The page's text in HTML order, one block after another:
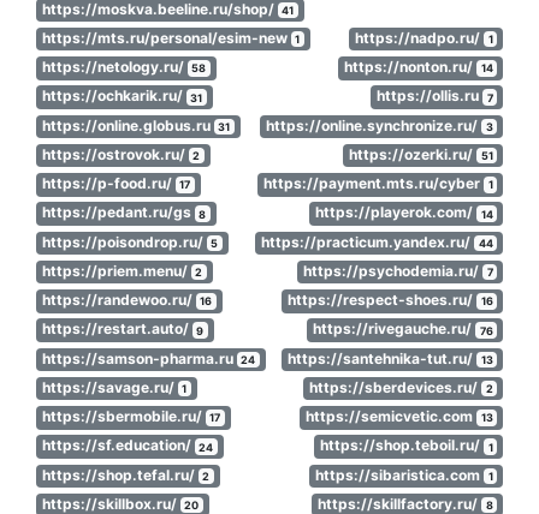
https://moskva.beeline.ru/shop/ 41
https://mts.ru/personal/esim-new 1 https://nadpo.ru/ 1
https://netology.ru/ 58 https://nonton.ru/ 14
https://ochkarik.ru/ 31 https://ollis.ru 7
https://online.globus.ru 31 https://online.synchronize.ru/ 3
https://ostrovok.ru/ 2 https://ozerki.ru/ 51
https://p-food.ru/ 17 https://payment.mts.ru/cyber 1
https://pedant.ru/gs 8 https://playerok.com/ 14
https://poisondrop.ru/ 5 https://practicum.yandex.ru/ 44
https://priem.menu/ 2 https://psychodemia.ru/ 7
https://randewoo.ru/ 16 https://respect-shoes.ru/ 16
https://restart.auto/ 9 https://rivegauche.ru/ 76
https://samson-pharma.ru 24 https://santehnika-tut.ru/ 13
https://savage.ru/ 1 https://sberdevices.ru/ 2
https://sbermobile.ru/ 17 https://semicvetic.com 13
https://sf.education/ 24 https://shop.teboil.ru/ 1
https://shop.tefal.ru/ 2 https://sibaristica.com 1
https://skillbox.ru/ 20 https://skillfactory.ru/ 8